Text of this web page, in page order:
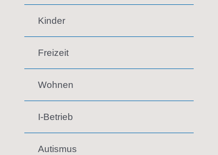
Kinder
Freizeit
Wohnen
I-Betrieb
Autismus